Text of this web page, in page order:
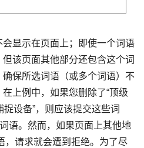
显示在页面上；即使一个词语
该页面其他部分还包含这个词
保所选词语（或多个词语）不
上例中，如果您删除了“顶级
设备”，则应该提交这些词
语。然而，如果页面上其他地
，请求就会遭到拒绝。为了尽